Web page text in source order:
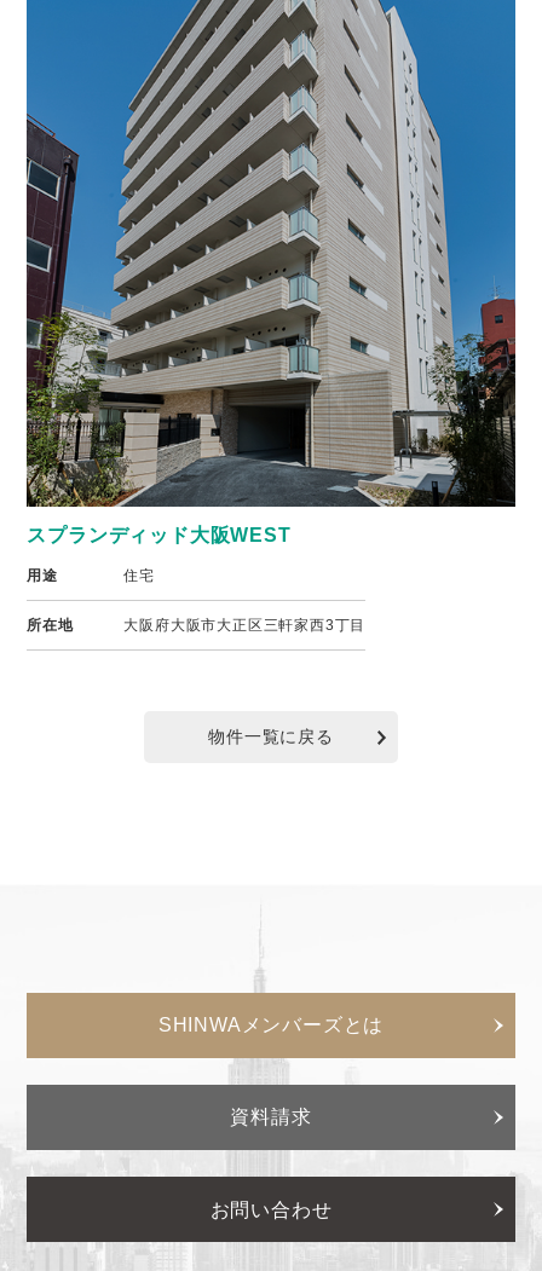
スプランディッド大阪WEST
用途 住宅
所在地 大阪府大阪市大正区三軒家西3丁目
物件一覧に戻る
SHINWAメンバーズとは
資料請求
お問い合わせ